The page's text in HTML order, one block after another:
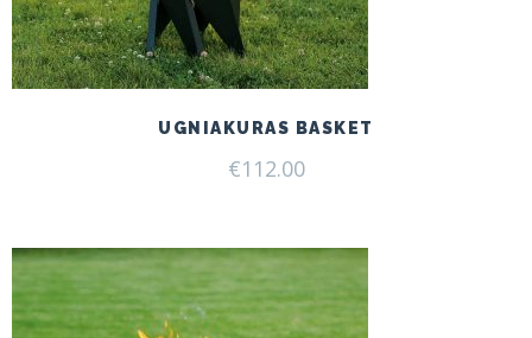
UGNIAKURAS BASKET
€112.00